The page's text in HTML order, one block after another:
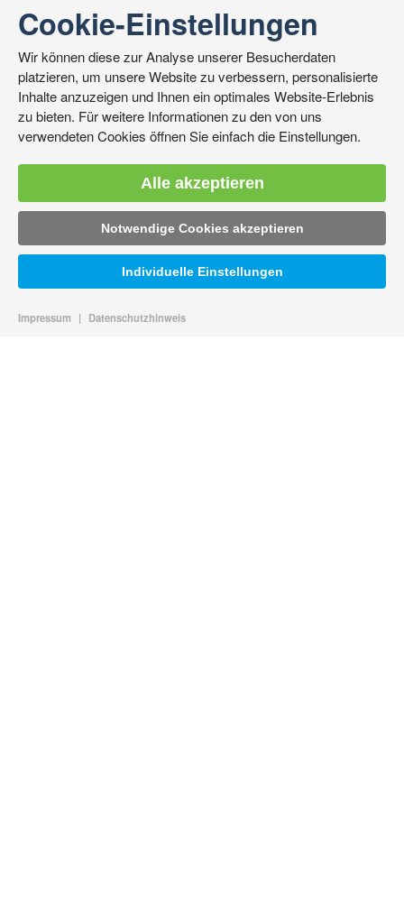
Cookie-Einstellungen
Wir können diese zur Analyse unserer Besucherdaten
platzieren, um unsere Website zu verbessern, personalisierte
Inhalte anzuzeigen und Ihnen ein optimales Website-Erlebnis
zu bieten. Für weitere Informationen zu den von uns
verwendeten Cookies öffnen Sie einfach die Einstellungen.
Alle akzeptieren
Notwendige Cookies akzeptieren
Impressum | Datenschutzhinweis
Individuelle Einstellungen